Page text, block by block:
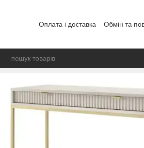
Оплата і доставка Обмін та